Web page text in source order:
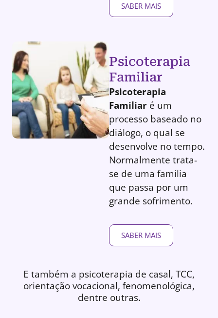
SABER MAIS
Psicoterapia
Familiar
Psicoterapia
Familiar é um
processo baseado no
diálogo, o qual se
desenvolve no tempo.
Normalmente trata-
se de uma família
que passa por um
grande sofrimento.
SABER MAIS
E também a psicoterapia de casal, TCC,
orientação vocacional, fenomenológica,
dentre outras.